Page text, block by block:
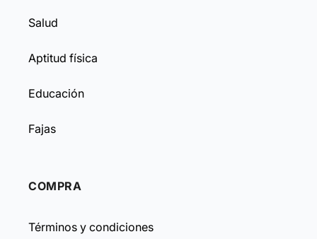
Salud
Aptitud física
Educación
Fajas
COMPRA
Términos y condiciones